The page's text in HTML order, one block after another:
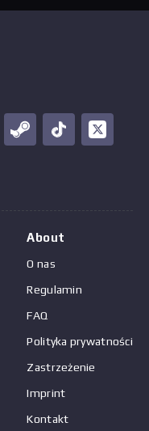
About
O nas
Regulamin
FAQ
Polityka prywatności
Zastrzeżenie
Imprint
Kontakt